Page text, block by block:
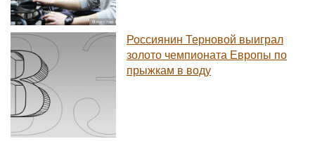
Россиянин Терновой выиграл
золото чемпионата Европы по
прыжкам в воду